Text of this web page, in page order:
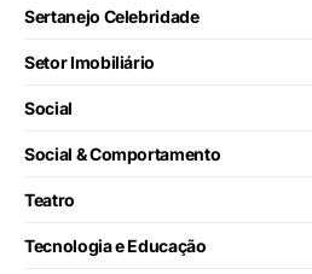
Sertanejo Celebridade
Setor Imobiliário
Social
Social & Comportamento
Teatro
Tecnologia e Educação